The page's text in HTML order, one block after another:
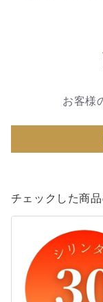
お客様
チェックした商
GReeeeN
GReeeeN【